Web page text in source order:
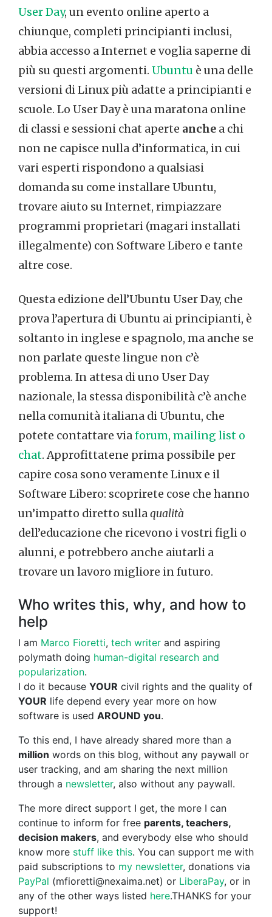
User Day, un evento online aperto a
chiunque, completi principianti inclusi,
abbia accesso a Internet e voglia saperne di
più su questi argomenti. Ubuntu è una delle
versioni di Linux più adatte a principianti e
scuole. Lo User Day è una maratona online
di classi e sessioni chat aperte anche a chi
non ne capisce nulla d’informatica, in cui
vari esperti rispondono a qualsiasi
domanda su come installare Ubuntu,
trovare aiuto su Internet, rimpiazzare
programmi proprietari (magari installati
illegalmente) con Software Libero e tante
altre cose.
Questa edizione dell’Ubuntu User Day, che
prova l’apertura di Ubuntu ai principianti, è
soltanto in inglese e spagnolo, ma anche se
non parlate queste lingue non c’è
problema. In attesa di uno User Day
nazionale, la stessa disponibilità c’è anche
nella comunità italiana di Ubuntu, che
potete contattare viaforum, mailing list o
chat. Approfittatene prima possibile per
capire cosa sono veramente Linux e il
Software Libero: scoprirete cose che hanno
un’impatto diretto sullaqualità
dell’educazione che ricevono i vostri figli o
alunni, e potrebbero anche aiutarli a
trovare un lavoro migliore in futuro.
Who writes this, why, and how to
help
I am Marco Fioretti, tech writer and aspiring
polymath doing human-digital research and
popularization.
I do it because YOUR civil rights and the quality of
YOUR life depend every year more on how
software is used AROUND you.
To this end, I have already shared more than a
million words on this blog, without any paywall or
user tracking, and am sharing the next million
through a newsletter, also without any paywall.
The more direct support I get, the more I can
continue to inform for free parents, teachers,
decision makers, and everybody else who should
know more stuff like this. You can support me with
paid subscriptions to my newsletter, donations via
PayPal (mfioretti@nexaima.net) or LiberaPay, or in
any of the other ways listed here.THANKS for your
support!